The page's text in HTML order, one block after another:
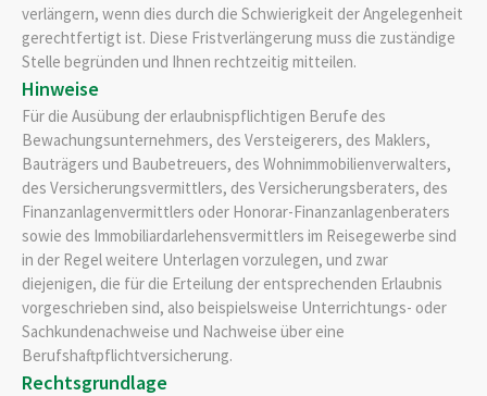
verlängern, wenn dies durch die Schwierigkeit der Angelegenheit
gerechtfertigt ist. Diese Fristverlängerung muss die zuständige
Stelle begründen und Ihnen rechtzeitig mitteilen.
Hinweise
Für die Ausübung der erlaubnispflichtigen Berufe des
Bewachungsunternehmers, des Versteigerers, des Maklers,
Bauträgers und Baubetreuers, des Wohnimmobilienverwalters,
des Versicherungsvermittlers, des Versicherungsberaters, des
Finanzanlagenvermittlers oder Honorar-Finanzanlagenberaters
sowie des Immobiliardarlehensvermittlers im Reisegewerbe sind
in der Regel weitere Unterlagen vorzulegen, und zwar
diejenigen, die für die Erteilung der entsprechenden Erlaubnis
vorgeschrieben sind, also beispielsweise Unterrichtungs- oder
Sachkundenachweise und Nachweise über eine
Berufshaftpflichtversicherung.
Rechtsgrundlage